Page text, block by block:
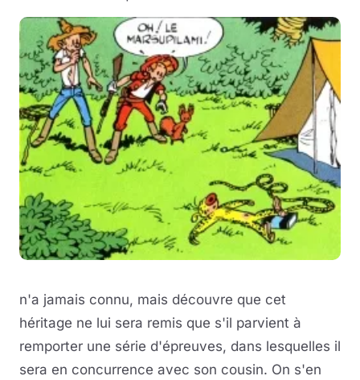
n'a jamais connu, mais découvre que cet
héritage ne lui sera remis que s'il parvient à
remporter une série d'épreuves, dans lesquelles il
sera en concurrence avec son cousin. On s'en